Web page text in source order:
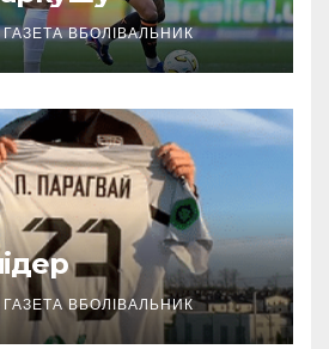
ГАЗЕТА ВБОЛІВАЛЬНИК
ГАЗЕТА ВБОЛІВАЛЬНИК